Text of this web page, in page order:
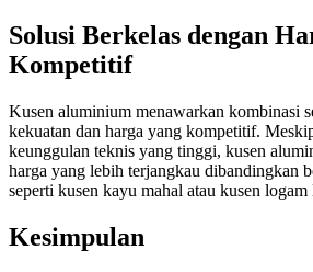
Solusi Berkelas dengan
Kompetitif
Kusen aluminium menawarkan kombinasi
kekuatan dan harga yang kompetitif.
keunggulan teknis yang tinggi, kusen
harga yang lebih terjangkau dibandingkan
seperti kusen kayu mahal atau kusen logam
Kesimpulan